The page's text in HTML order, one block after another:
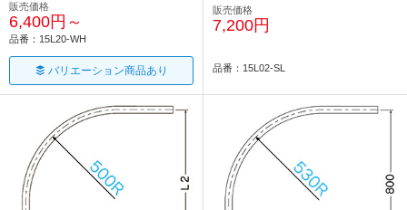
販売価格
6,400円～
品番：15L20-WH
バリエーション商品あり
販売価格
7,200円
品番：15L02-SL